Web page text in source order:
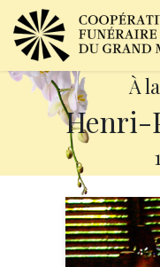
À
Henri-